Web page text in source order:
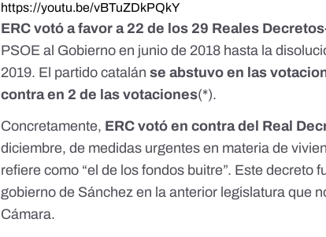
https://youtu.be/vBTuZDkPQkY
ERC votó a favor a 22 de los 29 Reales
PSOE al Gobierno en junio de 2018 hasta la
2019. El partido catalánse abstuvo en las
contra en 2 de las votaciones(*).
Concretamente, ERC votó en contra del Real
diciembre, de medidas urgentes en materia de
refiere como “el de los fondos buitre”. Estedecreto
gobierno de Sánchez en la anterior legislatura que
Cámara.